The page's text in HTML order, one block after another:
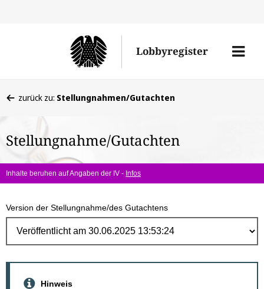
Lobbyregister
Menü
befinden
hier:
zurück zu: Stellungnahmen/Gutachten
Stellungnahme/Gutachten
Inhalte beruhen auf Angaben der IV - Infos
Version der Stellungnahme/des Gutachtens
Hinweis